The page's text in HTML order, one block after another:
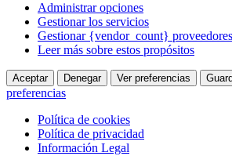
Administrar opciones
Gestionar los servicios
Gestionar {vendor_count} proveedores
Leer más sobre estos propósitos
Aceptar Denegar Ver preferencias
preferencias
Política de cookies
Política de privacidad
Información Legal